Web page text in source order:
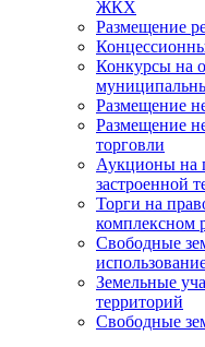
ЖКХ
Размещение
Конкурсы на
Размещение
Размещение
торговли
Аукционы на
застроенной
Торги на
комплексном
Свободные
Земельные
территорий
Свободные